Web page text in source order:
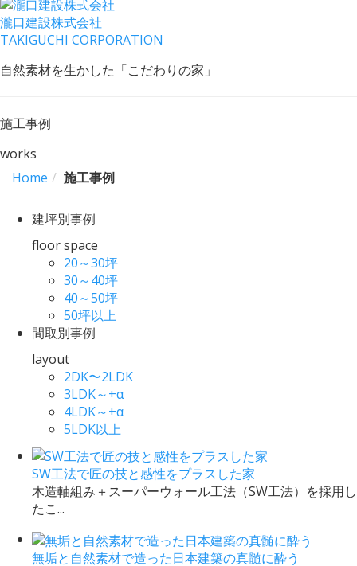
瀧口建設株式会社
TAKIGUCHI CORPORATION
自然素材を生かした「こだわりの家」
施工事例
works
Home
施工事例
建坪別事例
floor space
20～30坪
30～40坪
40～50坪
50坪以上
間取別事例
layout
2DK〜2LDK
3LDK～+α
4LDK～+α
5LDK以上
SW工法で匠の技と感性をプラスした家
木造軸組み＋スーパーウォール工法（SW工法）を採用し
たこ...
無垢と自然素材で造った日本建築の真髄に酔う